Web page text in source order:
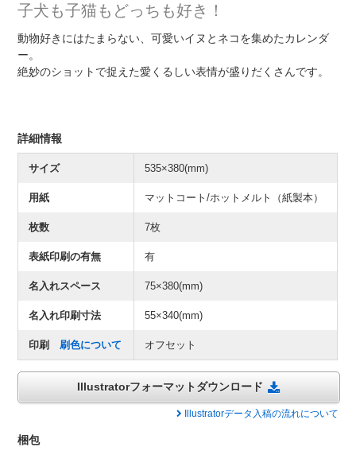
子犬も子猫もどっちも好き！
動物好きにはたまらない、可愛いイヌとネコを集めたカレンダ
ー。
絶妙のショットで捉えた愛くるしい表情が盛りだくさんです。
詳細情報
サイズ 535×380(mm)
用紙 マットコート/ホットメルト（紙製本）
枚数 7枚
表紙印刷の有無 有
名入れスペース 75×380(mm)
名入れ印刷寸法 55×340(mm)
印刷 刷色について オフセット
Illustratorフォーマットダウンロード
Illustratorデータ入稿の流れについて
梱包